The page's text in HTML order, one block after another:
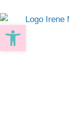
Abrir barra de